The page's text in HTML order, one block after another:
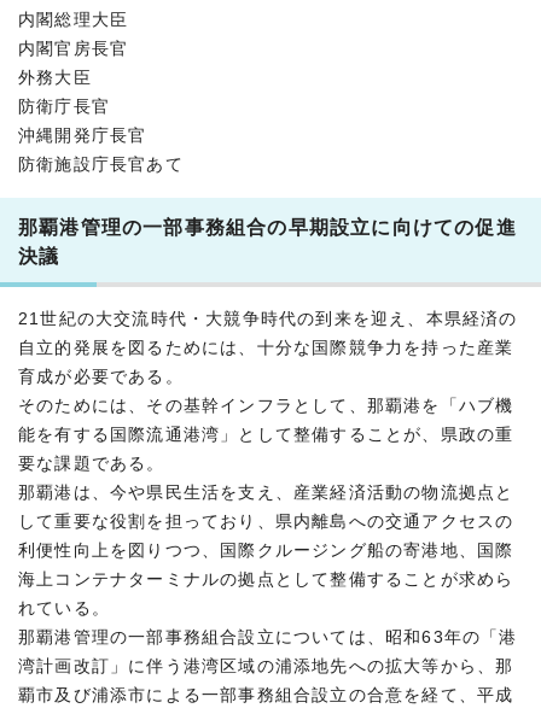
内閣総理大臣
内閣官房長官
外務大臣
防衛庁長官
沖縄開発庁長官
防衛施設庁長官あて
那覇港管理の一部事務組合の早期設立に向けての促進
決議
21世紀の大交流時代・大競争時代の到来を迎え、本県経済の
自立的発展を図るためには、十分な国際競争力を持った産業
育成が必要である。
そのためには、その基幹インフラとして、那覇港を「ハブ機
能を有する国際流通港湾」として整備することが、県政の重
要な課題である。
那覇港は、今や県民生活を支え、産業経済活動の物流拠点と
して重要な役割を担っており、県内離島への交通アクセスの
利便性向上を図りつつ、国際クルージング船の寄港地、国際
海上コンテナターミナルの拠点として整備することが求めら
れている。
那覇港管理の一部事務組合設立については、昭和63年の「港
湾計画改訂」に伴う港湾区域の浦添地先への拡大等から、那
覇市及び浦添市による一部事務組合設立の合意を経て、平成